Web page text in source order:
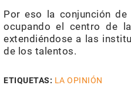
Por eso la conjunción
ocupando el centro de
extendiéndose a las
de los talentos.
ETIQUETAS: LA OPINIÓN